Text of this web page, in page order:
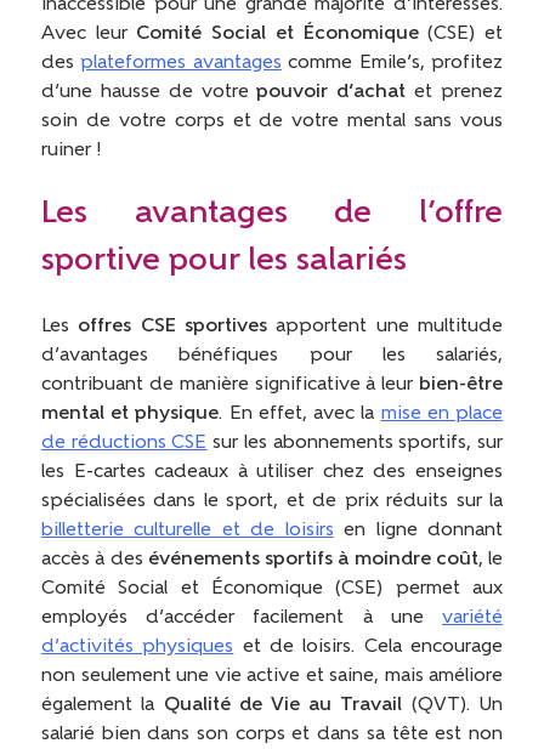
inaccessible pour une grande majorité d’intéressés.
Avec leur Comité Social et Économique(CSE) et
desplateformes avantages comme Emile’s, profitez
d’une hausse de votrepouvoir d’achat et prenez
soin de votre corps et de votre mental sans vous
ruiner !
Les avantages de l’offre
sportive pour les salariés
Les offres CSE sportives apportent une multitude
d’avantages bénéfiques pour les salariés,
contribuant de manière significative à leur bien-être
mental et physique. En effet, avec la mise en place
de réductions CSE sur les abonnements sportifs, sur
les E-cartes cadeaux à utiliser chez des enseignes
spécialisées dans le sport, et de prix réduits sur la
billetterie culturelle et de loisirs en ligne donnant
accès à des événements sportifs à moindre coût, le
Comité Social et Économique (CSE) permet aux
employés d’accéder facilement à une variété
d’activités physiques et de loisirs. Cela encourage
non seulement une vie active et saine, mais améliore
également la Qualité de Vie au Travail (QVT). Un
salarié bien dans son corps et dans sa tête est non